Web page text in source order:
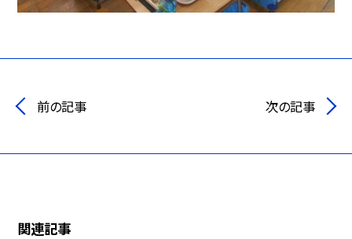
前の記事 次の記事
関連記事